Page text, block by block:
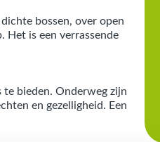
bossen, over open
Het is een verrassende
bieden. Onderweg zijn
en gezelligheid. Een